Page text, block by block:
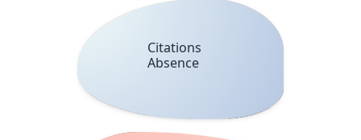
Citations
Absence